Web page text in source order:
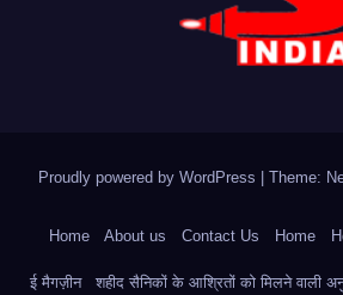
Proudly powered by WordPress Theme:
Home About us Contact Us Home
ई मैगज़ीन शहीद सैनिकों के आश्रितों को मिलने वाली